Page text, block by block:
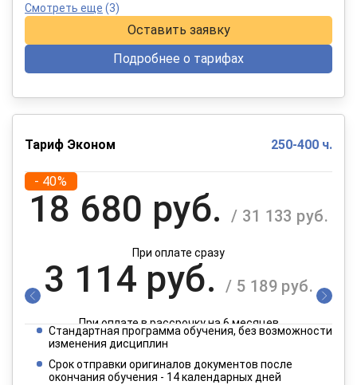
Смотреть еще (3)
Оставить заявку
Подробнее о тарифах
Тариф Эконом 250-400 ч.
- 40%
18 680 руб. / 31 133 руб.
При оплате сразу
3 114 руб. / 5 189 руб.
При оплате в рассрочку на 6 месяцев
1 557 руб.
Стандартная программа обучения, без возможности
изменения дисциплин
Срок отправки оригиналов документов после
окончания обучения - 14 календарных дней